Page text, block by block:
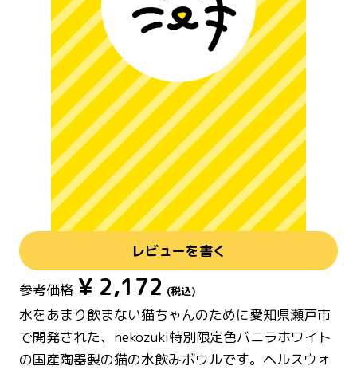
レビューを書く
参考価格:¥ 2,172 (税込)
水をあまり飲まない猫ちゃんのために愛知県瀬戸市
で開発された、nekozuki特別限定色バニラホワイト
の国産陶器製の猫の水飲みボウルです。ヘルスウォ